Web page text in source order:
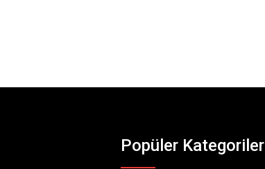
Popüler Kategoriler